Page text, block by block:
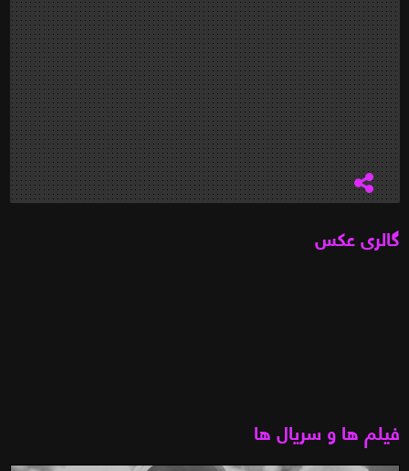
گالری عکس
فیلم ها و سریال ها